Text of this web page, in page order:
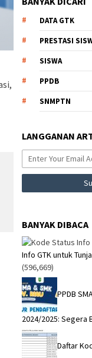
DATA GTK
PRESTASI
SISWA
PPDB
SNMPTN
LANGGANAN
BANYAK DIBACA
Info GTK untuk
(596,669)
PPDB
2024/2025: Segera
Daftar